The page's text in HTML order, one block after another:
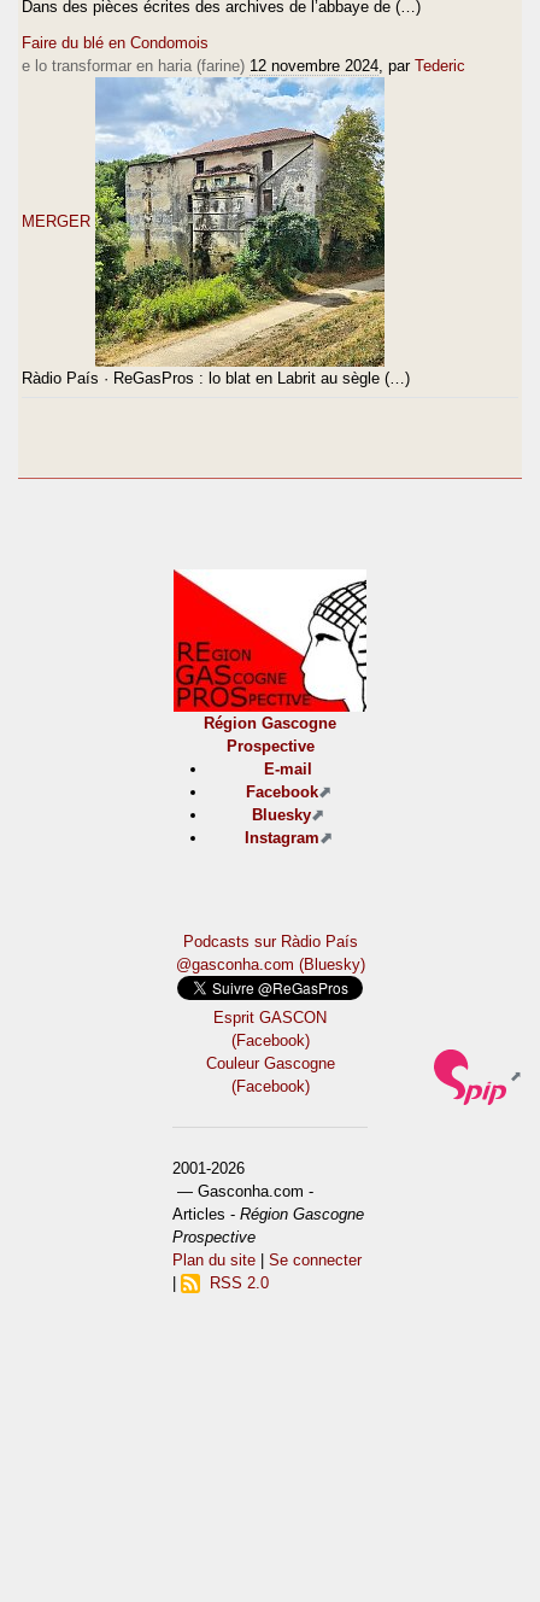
Dans des pièces écrites des archives de l’abbaye de (…)
Faire du blé en Condomois
e lo transformar en haria (farine) 12 novembre 2024 , par Tederic
MERGER
Ràdio País · ReGasPros : lo blat en Labrit au sègle (…)
Région Gascogne
Prospective
E-mail
Facebook
Bluesky
Instagram
Podcasts sur Ràdio País
@gasconha.com (Bluesky)
Esprit GASCON
(Facebook)
Couleur Gascogne
(Facebook)
2001-2026
— Gasconha.com -
Articles -Région Gascogne
Prospective
Plan du site |Se connecter
RSS 2.0